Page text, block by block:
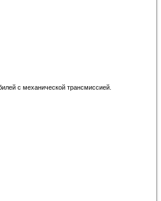
с механической трансмиссией.